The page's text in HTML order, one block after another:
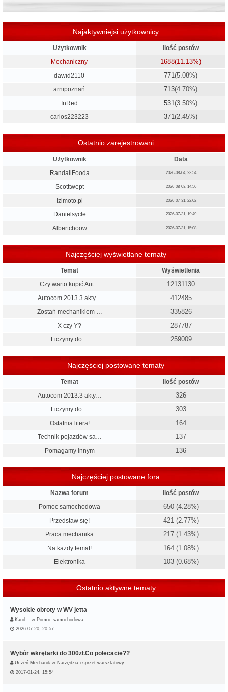
Najaktywniejsi użytkownicy
Użytkownik
Ilość postów
Mechaniczny
1688(11.13%)
dawid2110 771(5.08%)
arnipoznań 713(4.70%)
InRed 531(3.50%)
carlos223223 371(2.45%)
Ostatnio zarejestrowani
Użytkownik
Data
RandallFooda
2026-08-04, 23:54
Scotttwept 2026-08-03, 14:56
Izimoto.pl 2026-07-31, 22:02
Danielsycle 2026-07-31, 19:49
Albertchoow 2026-07-31, 15:08
Najczęściej wyświetlane tematy
Temat
Wyświetlenia
Czy warto kupić Aut…
12131130
Autocom 2013.3 akty… 412485
Zostań mechanikiem … 335826
X czy Y? 287787
Liczymy do.... 259009
Najczęściej postowane tematy
Temat
Ilość postów
Autocom 2013.3 akty…
326
Liczymy do.... 303
Ostatnia litera! 164
Technik pojazdów sa… 137
Pomagamy innym 136
Najczęściej postowane fora
Nazwa forum
Ilość postów
Pomoc samochodowa
650 (4.28%)
Przedstaw się! 421 (2.77%)
Praca mechanika 217 (1.43%)
Na każdy temat! 164 (1.08%)
Elektronika 103 (0.68%)
Ostatnio aktywne tematy
Wysokie obroty w WV jetta
Karol… w Pomoc samochodowa
2026-07-20, 20:57
Wybór wkrętarki do 300zł.Co polecacie??
Uczeń Mechanik w Narzędzia i sprzęt warsztatowy
2017-01-24, 15:54